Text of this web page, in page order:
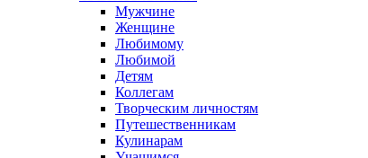
Мужчине
Женщине
Любимому
Любимой
Детям
Коллегам
Творческим личностям
Путешественникам
Кулинарам